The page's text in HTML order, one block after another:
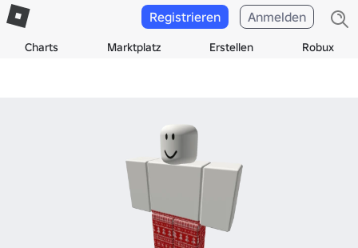
Charts Marktplatz Erstellen Robux
Registrieren Anmelden